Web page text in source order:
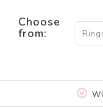
Choose
from: